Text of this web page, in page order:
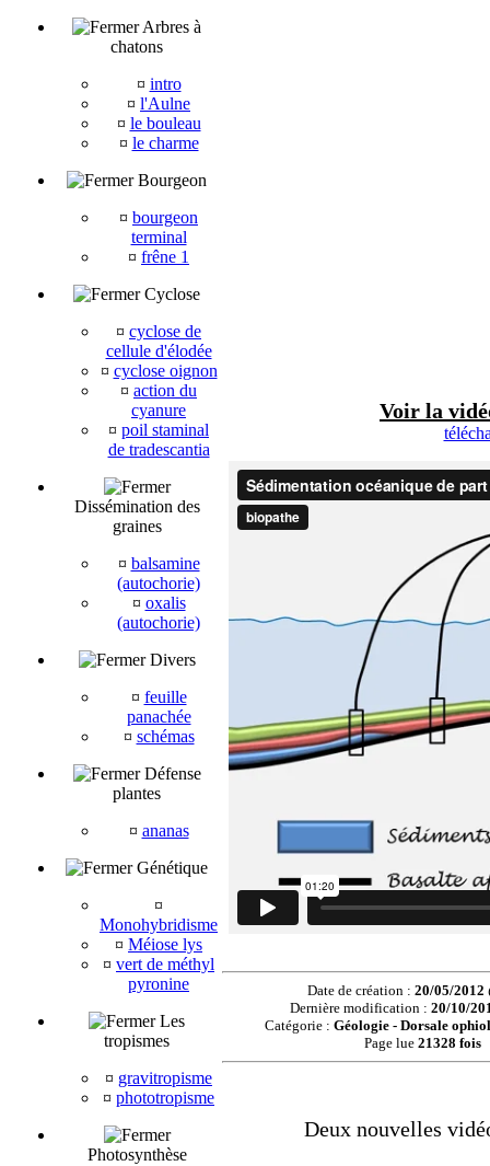
Arbres à
chatons
¤ intro
¤ l'Aulne
¤ le bouleau
¤ le charme
Bourgeon
¤ bourgeon
terminal
¤ frêne 1
Cyclose
¤ cyclose de
cellule d'élodée
¤ cyclose oignon
¤ action du
cyanure
¤ poil staminal
de tradescantia
Dissémination des
graines
¤ balsamine
(autochorie)
¤ oxalis
(autochorie)
Divers
¤ feuille
panachée
¤ schémas
Défense
plantes
¤ ananas
Génétique
¤
Monohybridisme
¤ Méiose lys
¤ vert de méthyl
pyronine
Les
tropismes
¤ gravitropisme
¤ phototropisme
Photosynthèse
Voir la
Date de création : 20/05/2012
Dernière modification :20/10/
Catégorie : Géologie - Dorsale
Page lue21328 fois
Deux nouvelles